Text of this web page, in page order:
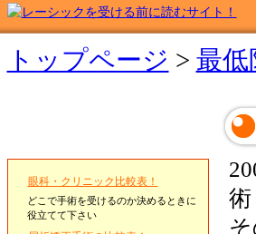
トップページ > 最低
術
眼科・クリニック比較表！
どこで手術を受けるのか決めるときに
役立てて下さい